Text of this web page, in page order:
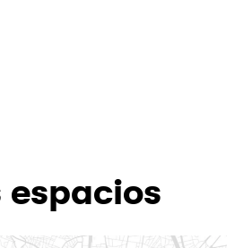
espacios